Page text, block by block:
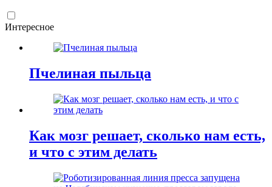
Интересное
Пчелиная пыльца
Как мозг решает, сколько нам есть,
и что с этим делать